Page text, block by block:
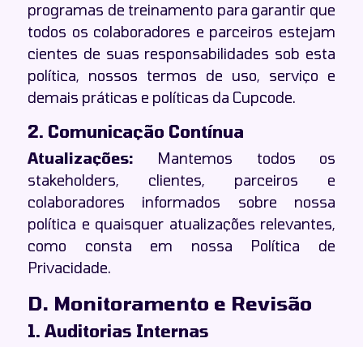
programas de treinamento para garantir que
todos os colaboradores e parceiros estejam
cientes de suas responsabilidades sob esta
política, nossos termos de uso, serviço e
demais práticas e políticas da Cupcode.
2. Comunicação Contínua
Atualizações: Mantemos todos os
stakeholders, clientes, parceiros e
colaboradores informados sobre nossa
política e quaisquer atualizações relevantes,
como consta em nossa Política de
Privacidade.
D. Monitoramento e Revisão
1. Auditorias Internas